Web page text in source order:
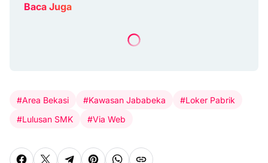
Baca Juga
#Area Bekasi #Kawasan Jababeka
#Loker Pabrik
#Lulusan SMK
#Via Web